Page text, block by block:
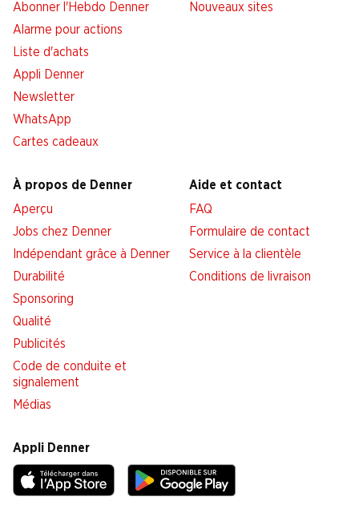
Abonner l'Hebdo Denner
Alarme pour actions
Liste d'achats
Appli Denner
Newsletter
WhatsApp
Cartes cadeaux
Nouveaux sites
À propos de Denner
Aperçu
Jobs chez Denner
Indépendant grâce à Denner
Durabilité
Sponsoring
Qualité
Publicités
Code de conduite et
signalement
Médias
Aide et contact
FAQ
Formulaire de contact
Service à la clientèle
Conditions de livraison
Appli Denner